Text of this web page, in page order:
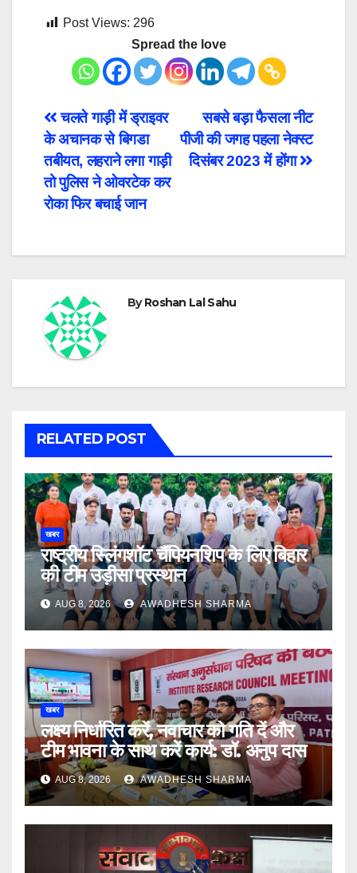
Post Views: 296
Spread the love
Post
navigation
सबसे बड़ा फैसला नीट
पीजी की जगह पहला नेक्स्ट
दिसंबर 2023 में होंगा
चलते गाड़ी में ड्राइवर
के अचानक से बिगडा
तबीयत, लहराने लगा गाड़ी
तो पुलिस ने ओवरटेक कर
रोका फिर बचाई जान
ByRoshan Lal Sahu
RELATED POST
खबर
राष्ट्रीय स्लिंगशॉट चैंपियनशिप के लिए बिहार
की टीम उड़ीसा प्रस्थान
AUG 8, 2026 AWADHESH SHARMA
खबर
लक्ष्य निर्धारित करें, नवाचार को गति दें और
टीम भावना के साथ करें कार्य: डॉ. अनुप दास
AUG 8, 2026 AWADHESH SHARMA